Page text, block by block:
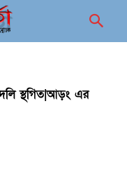
স্থগিত|আড়ং এর